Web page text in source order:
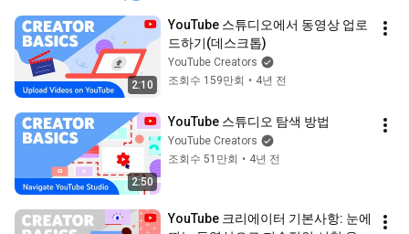
2:10
YouTube 스튜디오에서 동영상 업로
드하기(데스크톱)
YouTube Creators
조회수 159만회 • 4년 전
2:50
YouTube 스튜디오 탐색 방법
YouTube Creators
조회수 51만회 • 4년 전
YouTube 크리에이터 기본사항: 눈에